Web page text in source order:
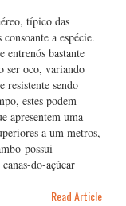
típico das
a espécie.
entrenós bastante
ser oco, variando
resistente sendo
estes podem
apresentem uma
a um metros,
possui
do-açúcar
Read Article